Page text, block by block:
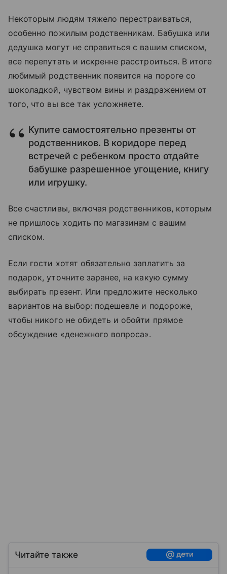
Некоторым людям тяжело перестраиваться,
особенно пожилым родственникам. Бабушка или
дедушка могут не справиться с вашим списком,
все перепутать и искренне расстроиться. В итоге
любимый родственник появится на пороге со
шоколадкой, чувством вины и раздражением от
того, что вы все так усложняете.
Купите самостоятельно презенты от
родственников. В коридоре перед
встречей с ребенком просто отдайте
бабушке разрешенное угощение, книгу
или игрушку.
Все счастливы, включая родственников, которым
не пришлось ходить по магазинам с вашим
списком.
Если гости хотят обязательно заплатить за
подарок, уточните заранее, на какую сумму
выбирать презент. Или предложите несколько
вариантов на выбор: подешевле и подороже,
чтобы никого не обидеть и обойти прямое
обсуждение «денежного вопроса».
Читайте также